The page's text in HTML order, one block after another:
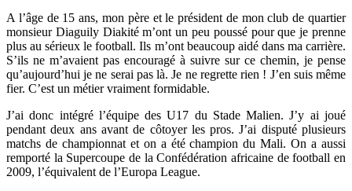
A l’âge de 15 ans, mon père et le président de mon club de quartier
monsieur Diaguily Diakité m’ont un peu poussé pour que je prenne
plus au sérieux le football. Ils m’ont beaucoup aidé dans ma carrière.
S’ils ne m’avaient pas encouragé à suivre sur ce chemin, je pense
qu’aujourd’hui je ne serai pas là. Je ne regrette rien ! J’en suis même
fier. C’est un métier vraiment formidable.
J’ai donc intégré l’équipe des U17 du Stade Malien. J’y ai joué
pendant deux ans avant de côtoyer les pros. J’ai disputé plusieurs
matchs de championnat et on a été champion du Mali. On a aussi
remporté la Supercoupe de la Confédération africaine de football en
2009, l’équivalent de l’Europa League.